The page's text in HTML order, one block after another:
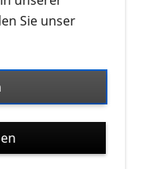
Infomaterial
ausschließlich
oder Videos zu
werden in
zur
Variante
Sie unser